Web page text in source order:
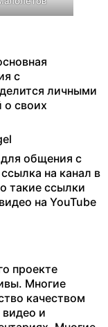
с
личными
своих
для общения с
на канал в
такие ссылки
на YouTube
проекте
Многие
качеством
видео и